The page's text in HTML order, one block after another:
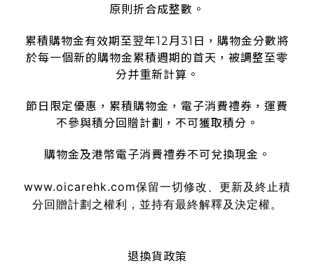
原則折合成整數。
累積購物金有效期至翌年12月31日，購物金分數將
於每一個新的購物金累積週期的首天，被調整至零
分并重新計算。
節日限定優惠，累積購物金，電子消費禮券，運費
不參與積分回贈計劃，不可獲取積分。
購物金及港幣電子消費禮券不可兌換現金。
www.oicarehk.com保留一切修改、更新及終止積
分回贈計劃之權利，並持有最終解釋及決定權。
退換貨政策